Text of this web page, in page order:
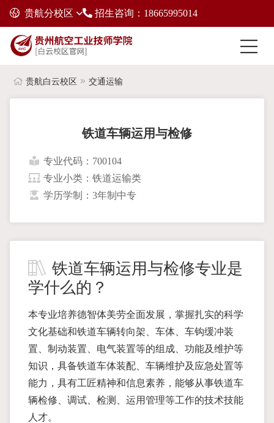
贵航分校区 招生咨询：18665995014
贵航白云校区 交通运输
铁道车辆运用与检修
专业代码：700104
专业小类：铁道运输类
学历学制：3年制中专
铁道车辆运用与检修专业是
学什么的？
本专业培养德智体美劳全面发展，掌握扎实的科学
文化基础和铁道车辆转向架、车体、车钩缓冲装
置、制动装置、电气装置等的组成、功能及维护等
知识，具备铁道车体装配、车辆维护及应急处置等
能力，具有工匠精神和信息素养，能够从事铁道车
辆检修、调试、检测、运用管理等工作的技术技能
人才。